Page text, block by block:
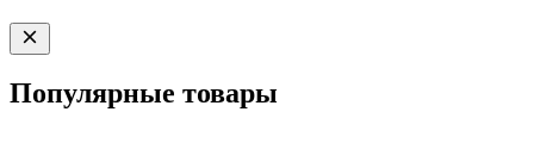
Популярные товары